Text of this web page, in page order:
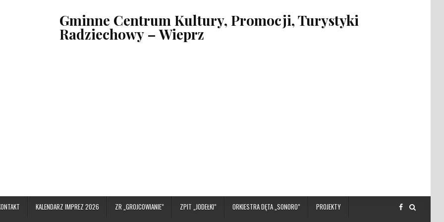
Gminne Centrum Kultury, Promocji, Turystyki
Radziechowy – Wieprz
KALENDARZ IMPREZ 2026 ZR „GROJCOWIANIE” ZPIT „JODEŁKI” ORKIESTRA DĘTA „SONORO” PROJEKTY